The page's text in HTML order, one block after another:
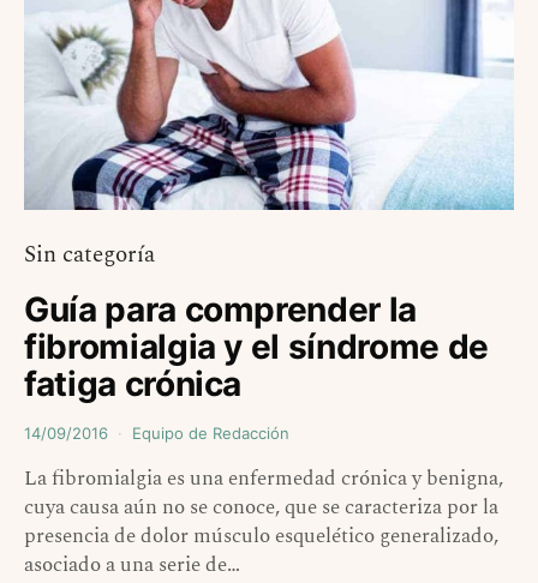
Sin categoría
Guía para comprender la
fibromialgia y el síndrome de
fatiga crónica
14/09/2016 Equipo de Redacción
La fibromialgia es una enfermedad crónica y benigna,
cuya causa aún no se conoce, que se caracteriza por la
presencia de dolor músculo esquelético generalizado,
asociado a una serie de…